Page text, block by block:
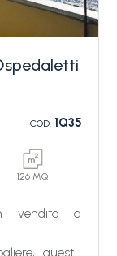
COD.1Q35
126 MQ
vendita a
questa